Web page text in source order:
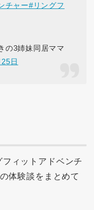
チャー#リングフ
の3姉妹同居ママ
日
ィットアドベンチ
体験談をまとめて